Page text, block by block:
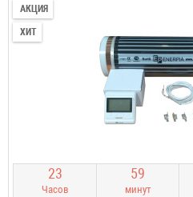
АКЦИЯ
ХИТ
23
Часов
59
минут